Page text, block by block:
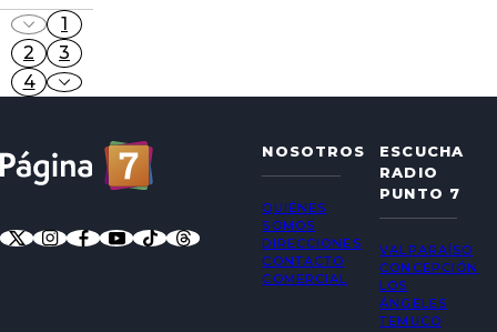
1
2
3
4
NOSOTROS
QUIÉNES
SOMOS
DIRECCIONES
CONTACTO
COMERCIAL
ESCUCHA
RADIO
PUNTO 7
VALPARAÍSO
CONCEPCIÓN
LOS
ÁNGELES
TEMUCO